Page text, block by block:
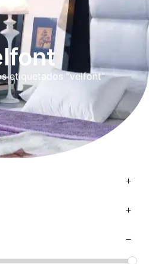
etiquetados “velfont”